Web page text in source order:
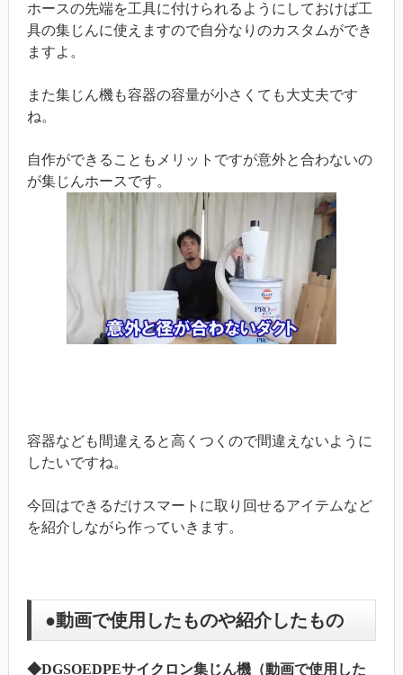
ホースの先端を工具に付けられるようにしておけば工
具の集じんに使えますので自分なりのカスタムができ
ますよ。
また集じん機も容器の容量が小さくても大丈夫です
ね。
自作ができることもメリットですが意外と合わないの
が集じんホースです。
容器なども間違えると高くつくので間違えないように
したいですね。
今回はできるだけスマートに取り回せるアイテムなど
を紹介しながら作っていきます。
●動画で使用したものや紹介したもの
◆DGSOEDPEサイクロン集じん機（動画で使用した